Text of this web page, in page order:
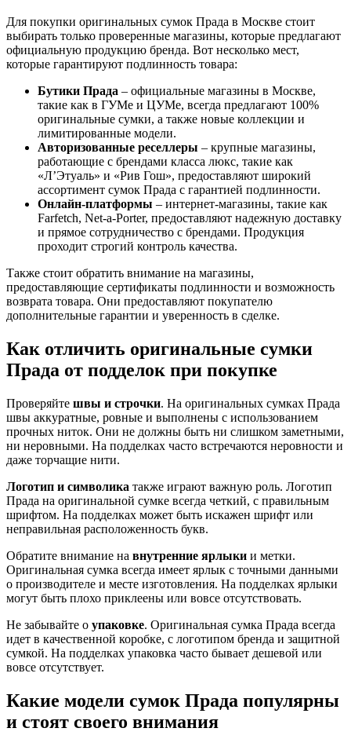
Для покупки оригинальных сумок Прада в Москве стоит
выбирать только проверенные магазины, которые предлагают
официальную продукцию бренда. Вот несколько мест,
которые гарантируют подлинность товара:
Бутики Прада – официальные магазины в Москве,
такие как в ГУМе и ЦУМе, всегда предлагают 100%
оригинальные сумки, а также новые коллекции и
лимитированные модели.
Авторизованные реселлеры – крупные магазины,
работающие с брендами класса люкс, такие как
«Л’Этуаль» и «Рив Гош», предоставляют широкий
ассортимент сумок Прада с гарантией подлинности.
Онлайн-платформы – интернет-магазины, такие как
Farfetch, Net-a-Porter, предоставляют надежную доставку
и прямое сотрудничество с брендами. Продукция
проходит строгий контроль качества.
Также стоит обратить внимание на магазины,
предоставляющие сертификаты подлинности и возможность
возврата товара. Они предоставляют покупателю
дополнительные гарантии и уверенность в сделке.
Как отличить оригинальные сумки
Прада от подделок при покупке
Проверяйте швы и строчки. На оригинальных сумках Прада
швы аккуратные, ровные и выполнены с использованием
прочных ниток. Они не должны быть ни слишком заметными,
ни неровными. На подделках часто встречаются неровности и
даже торчащие нити.
Логотип и символика также играют важную роль. Логотип
Прада на оригинальной сумке всегда четкий, с правильным
шрифтом. На подделках может быть искажен шрифт или
неправильная расположенность букв.
Обратите внимание на внутренние ярлыки и метки.
Оригинальная сумка всегда имеет ярлык с точными данными
о производителе и месте изготовления. На подделках ярлыки
могут быть плохо приклеены или вовсе отсутствовать.
Не забывайте о упаковке. Оригинальная сумка Прада всегда
идет в качественной коробке, с логотипом бренда и защитной
сумкой. На подделках упаковка часто бывает дешевой или
вовсе отсутствует.
Какие модели сумок Прада популярны
и стоят своего внимания